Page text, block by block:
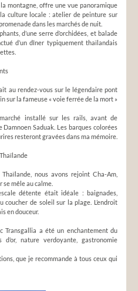
montagne, offre une vue panoramique
culture locale : atelier de peinture sur
dans les marchés de nuit.
d’une serre d’orchidées, et balade
d’un dîner typiquement thaïlandais
au rendez-vous sur le légendaire pont
sur la fameuse « voie ferrée de la mort »
installé sur les rails, avant de
Saduak. Les barques colorées
resteront gravées dans ma mémoire.
nous avons rejoint Cha-Am,
mêle au calme.
détente était idéale : baignades,
coucher de soleil sur la plage. L’endroit
en douceur.
Transgallia a été un enchantement du
nature verdoyante, gastronomie
que je recommande à tous ceux qui